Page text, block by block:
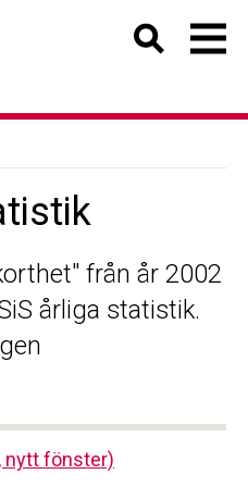
från år 2002
årliga statistik.
nytt fönster)